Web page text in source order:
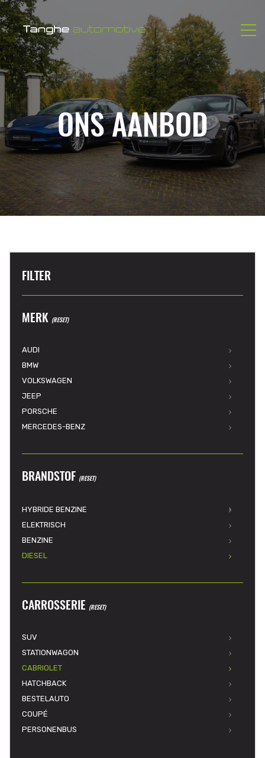
ONS AANBOD
FILTER
MERK (RESET)
AUDI
BMW
VOLKSWAGEN
JEEP
PORSCHE
MERCEDES-BENZ
BRANDSTOF (RESET)
HYBRIDE BENZINE
ELEKTRISCH
BENZINE
DIESEL
CARROSSERIE (RESET)
SUV
STATIONWAGON
CABRIOLET
HATCHBACK
BESTELAUTO
COUPÉ
PERSONENBUS